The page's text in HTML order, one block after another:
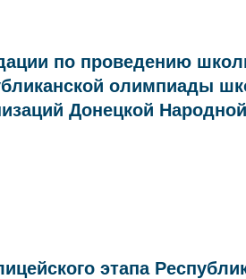
по проведению
олимпиады
Донецкой
этапа